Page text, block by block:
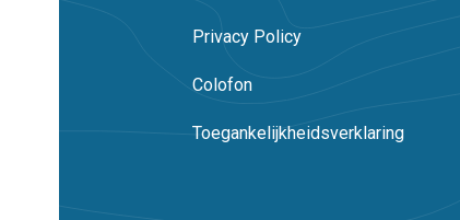
Privacy Policy
Colofon
Toegankelijkheidsverklaring